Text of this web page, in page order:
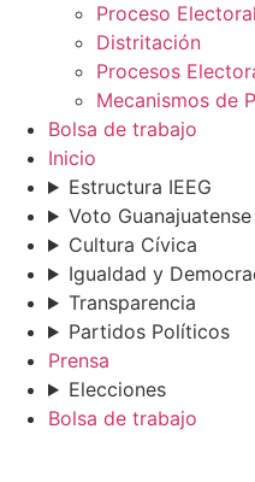
Proceso
Distritación
Procesos
Mecanismos de
Bolsa de trabajo
Inicio
Estructura IEEG
Voto
Cultura Cívica
Igualdad y
Transparencia
Partidos Políticos
Prensa
Elecciones
Bolsa de trabajo